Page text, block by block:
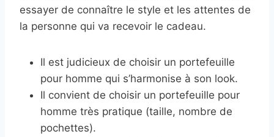
essayer de connaître le style et les attentes de
la personne qui va recevoir le cadeau.
Il est judicieux de choisir un portefeuille
pour homme qui s’harmonise à son look.
Il convient de choisir un portefeuille pour
homme très pratique (taille, nombre de
pochettes).